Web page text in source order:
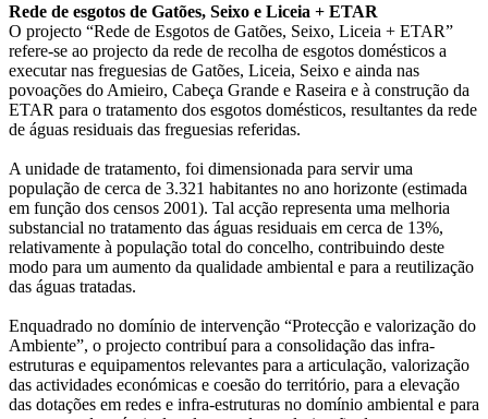
Rede de esgotos de Gatões, Seixo e Liceia + ETAR
O projecto “Rede de Esgotos de Gatões, Seixo, Liceia + ETAR”
refere-se ao projecto da rede de recolha de esgotos domésticos a
executar nas freguesias de Gatões, Liceia, Seixo e ainda nas
povoações do Amieiro, Cabeça Grande e Raseira e à construção da
ETAR para o tratamento dos esgotos domésticos, resultantes da rede
de águas residuais das freguesias referidas.
A unidade de tratamento, foi dimensionada para servir uma
população de cerca de 3.321 habitantes no ano horizonte (estimada
em função dos censos 2001). Tal acção representa uma melhoria
substancial no tratamento das águas residuais em cerca de 13%,
relativamente à população total do concelho, contribuindo deste
modo para um aumento da qualidade ambiental e para a reutilização
das águas tratadas.
Enquadrado no domínio de intervenção “Protecção e valorização do
Ambiente”, o projecto contribuí para a consolidação das infra-
estruturas e equipamentos relevantes para a articulação, valorização
das actividades económicas e coesão do território, para a elevação
das dotações em redes e infra-estruturas no domínio ambiental e para